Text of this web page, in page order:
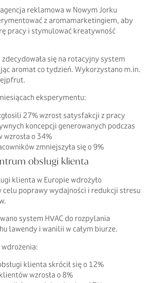
reklamowa w Nowym Jorku
z aromamarketingiem, aby
pracy i stymulować kreatywność
zdecydowała się na rotacyjny system
aromat co tydzień. Wykorzystano m.in.
eksperymentu:
27% wzrost satysfakcji z pracy
koncepcji generowanych podczas
wzrosła o 34%
zmniejszyła się o 9%
obsługi klienta
klienta w Europie wdrożyło
poprawy wydajności i redukcji stresu
system HVAC do rozpylania
lawendy i wanilii w całym biurze.
wdrożenia:
klienta skrócił się o 12%
wzrosła o 8%